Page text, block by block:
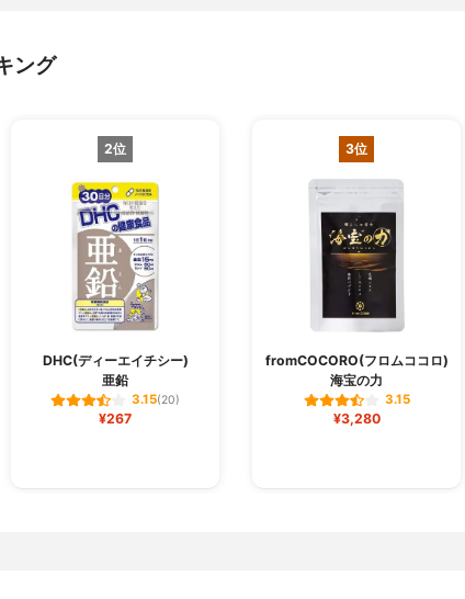
ング
2位
DHC(ディーエイチシー)
亜鉛
3.15(20)
¥267
3位
fromCOCORO(フロムココロ)
海宝の力
3.15
¥3,280